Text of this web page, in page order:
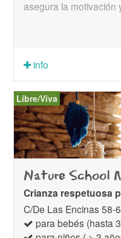
asegura la motivación
info
Libre/Viva
Nature School
Crianza respetuosa
C/De Las Encinas 58-
para bebés (hasta